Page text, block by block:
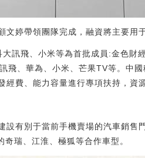
文婷帶領團隊完成，融資將主要用
訊飛、小米等為首批成員:金色財
飛、華為、小米、芒果TV等。中
經費、能力容量進行專項扶持，
設有別于當前手機賣場的汽車銷售
瑞、江淮、極狐等合作車型。